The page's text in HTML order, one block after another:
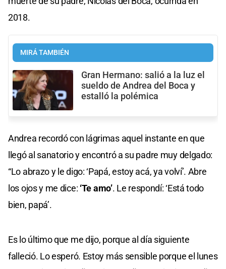
2018.
MIRÁ TAMBIÉN
Gran Hermano: salió a la luz el
sueldo de Andrea del Boca y
estalló la polémica
Andrea recordó con lágrimas aquel instante en que
llegó al sanatorio y encontró a su padre muy delgado:
“Lo abrazo y le digo: ‘Papá, estoy acá, ya volví’. Abre
los ojos y me dice: ‘Te amo’. Le respondí: ‘Está todo
bien, papá’.
Es lo último que me dijo, porque al día siguiente
falleció. Lo esperó. Estoy más sensible porque el lunes